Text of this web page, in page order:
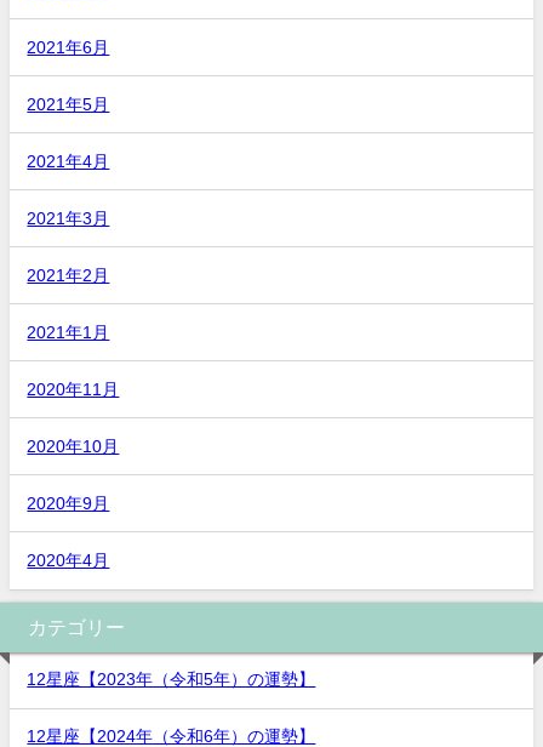
2021年6月
2021年5月
2021年4月
2021年3月
2021年2月
2021年1月
2020年11月
2020年10月
2020年9月
2020年4月
カテゴリー
12星座【2023年（令和5年）の運勢】
12星座【2024年（令和6年）の運勢】